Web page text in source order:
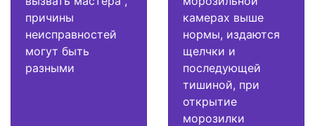
причины
неисправностей
могут быть
разными
камерах выше
нормы, издаются
щелчки и
последующей
тишиной, при
открытие
морозилки